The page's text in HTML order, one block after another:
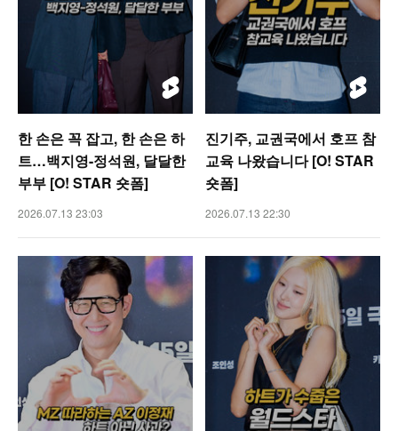
한 손은 꼭 잡고, 한 손은 하
트…백지영-정석원, 달달한
부부 [O! STAR 숏폼]
2026.07.13 23:03
진기주, 교권국에서 호프 참
교육 나왔습니다 [O! STAR
숏폼]
2026.07.13 22:30